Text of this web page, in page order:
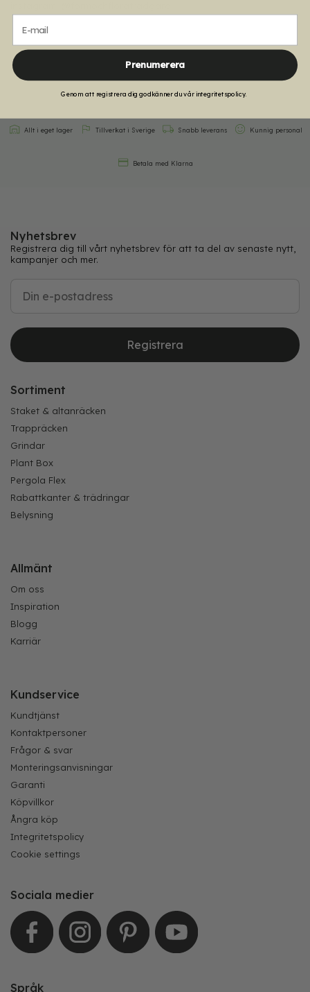
Allt i eget lager Tillverkat i Sverige Snabb leverans Kunnig personal
Betala med Klarna
Nyhetsbrev
Registrera dig till vårt nyhetsbrev för att ta del av senaste nytt,
kampanjer och mer.
Registrera
Sortiment
Staket & altanräcken
Trappräcken
Grindar
Plant Box
Pergola Flex
Rabattkanter & trädringar
Belysning
Allmänt
Om oss
Inspiration
Blogg
Karriär
Kundservice
Kundtjänst
Kontaktpersoner
Frågor & svar
Monteringsanvisningar
Garanti
Köpvillkor
Ångra köp
Integritetspolicy
Cookie settings
Sociala medier
Språk
E-mail
Prenumerera
Genom att registrera dig godkänner du vår integritetspolicy.